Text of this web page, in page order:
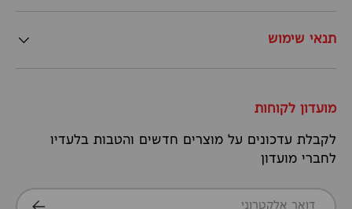
תנאי שימוש
מועדון לקוחות
לקבלת עדכונים על מוצרים חדשים והטבות בלעדיו
לחברי מועדון
דואר אלקטרוני
הרשמה